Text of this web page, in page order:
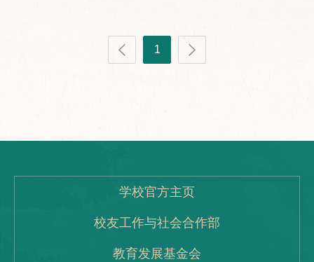
1
学校官方主页
校友工作与社会合作部
教育发展基金会